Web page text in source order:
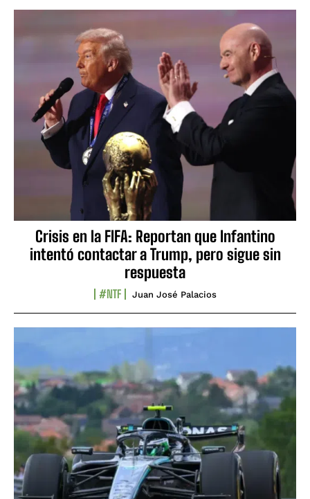
Crisis en la FIFA: Reportan que Infantino
intentó contactar a Trump, pero sigue sin
respuesta
#NTF Juan José Palacios